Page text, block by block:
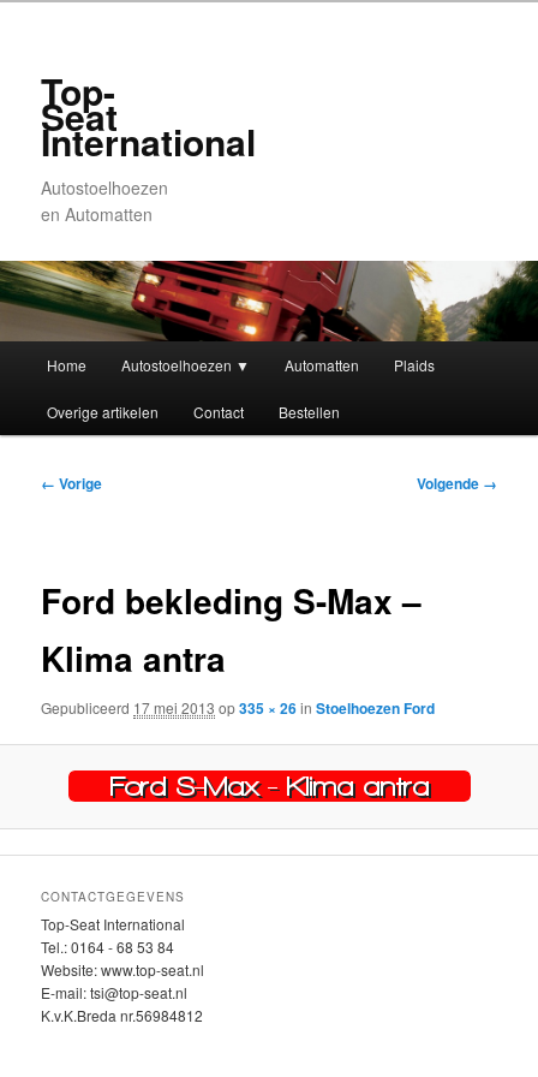
Top-
Seat
International
Autostoelhoezen
en Automatten
Spring
naar
Spring
naar
Home Autostoelhoezen ▼ Automatten Plaids
Overige artikelen Contact Bestellen
Afbeeldingsnavigatie
← Vorige Volgende →
Ford bekleding S-Max –
Klima antra
Gepubliceerd 17 mei 2013 op335 × 26inStoelhoezen Ford
CONTACTGEGEVENS
Top-Seat International
Tel.: 0164 - 68 53 84
Website: www.top-seat.nl
E-mail: tsi@top-seat.nl
K.v.K.Breda nr.56984812